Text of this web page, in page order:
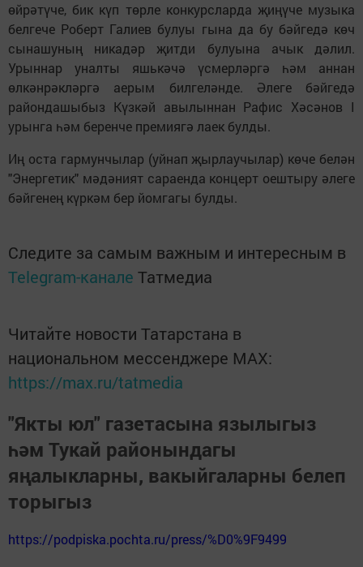
өйрәтүче, бик күп төрле конкурсларда җиңүче музыка
белгече Роберт Галиев булуы гына да бу бәйгедә көч
сынашуның никадәр җитди булуына ачык дәлил.
Урыннар уналты яшькәчә үсмерләргә һәм аннан
өлкәнрәкләргә аерым билгеләнде. Әлеге бәйгедә
райондашыбыз Күзкәй авылыннан Рафис Хәсәнов I
урынга һәм беренче премиягә лаек булды.
Иң оста гармунчылар (уйнап җырлаучылар) көче белән
"Энергетик" мәдәният сараенда концерт оештыру әлеге
бәйгенең күркәм бер йомгагы булды.
Следите за самым важным и интересным в
Telegram-канале Татмедиа
Читайте новости Татарстана в
национальном мессенджере MАХ:
https://max.ru/tatmedia
"Якты юл" газетасына язылыгыз
һәм Тукай районындагы
яңалыкларны, вакыйгаларны белеп
торыгыз
https://podpiska.pochta.ru/press/%D0%9F9499